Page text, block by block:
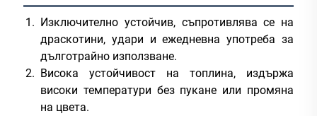
Изключително устойчив, съпротивлява се на
драскотини, удари и ежедневна употреба за
дълготрайно използване.
Висока устойчивост на топлина, издържа
високи температури без пукане или промяна
на цвета.